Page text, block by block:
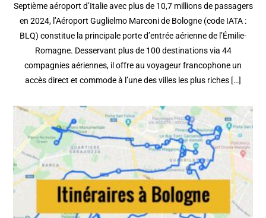
Septième aéroport d’Italie avec plus de 10,7 millions de passagers
en 2024, l’Aéroport Guglielmo Marconi de Bologne (code IATA :
BLQ) constitue la principale porte d’entrée aérienne de l’Émilie-
Romagne. Desservant plus de 100 destinations via 44
compagnies aériennes, il offre au voyageur francophone un
accès direct et commode à l’une des villes les plus riches […]